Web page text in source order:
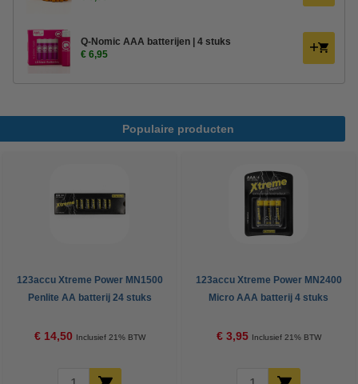
Q-Nomic AAA batterijen | 4 stuks
€ 6,95
Populaire producten
123accu Xtreme Power MN1500
Penlite AA batterij 24 stuks
€ 14,50 Inclusief 21% BTW
123accu Xtreme Power MN2400
Micro AAA batterij 4 stuks
€ 3,95 Inclusief 21% BTW